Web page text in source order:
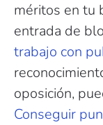
méritos en tu
entrada de
trabajo con
oposición,
Conseguir